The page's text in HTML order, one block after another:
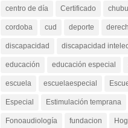
centro de día Certificado
cordoba cud deporte
discapacidad discapacidad
educación educación especial
escuela escuelaespecial
Especial Estimulación temprana
Fonoaudiología fundacion